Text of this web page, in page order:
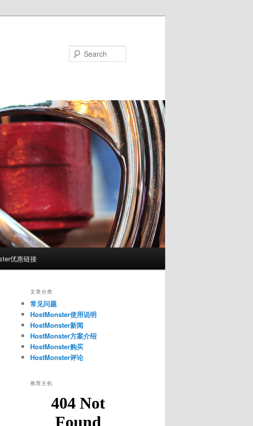
优惠链接
文章分类
常见问题
HostMonster使用说明
HostMonster新闻
HostMonster方案介绍
HostMonster购买
HostMonster评论
推荐主机